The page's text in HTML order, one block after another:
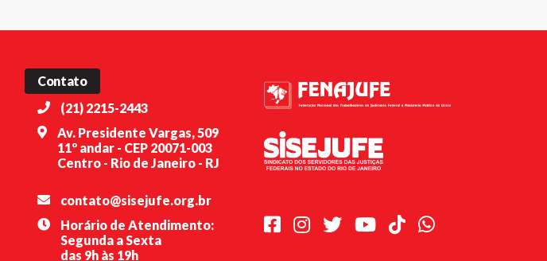
Contato
(21) 2215-2443
Av. Presidente Vargas, 509
11º andar - CEP 20071-003
Centro - Rio de Janeiro - RJ
contato@sisejufe.org.br
Horário de Atendimento:
Segunda a Sexta
das 9h às 19h
FacebookInstagram
TwitterYoutubeTikTokWhatsapp